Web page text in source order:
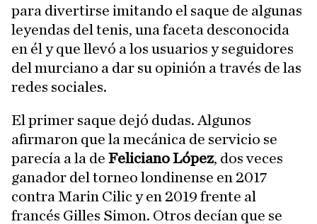
para divertirse imitando el saque de algunas
leyendas del tenis, una faceta desconocida
en él y que llevó a los usuarios y seguidores
del murciano a dar su opinión a través de las
redes sociales.
El primer saque dejó dudas. Algunos
afirmaron que la mecánica de servicio se
parecía a la de Feliciano López, dos veces
ganador del torneo londinense en 2017
contra Marin Cilic y en 2019 frente al
francés Gilles Simon. Otros decían que se